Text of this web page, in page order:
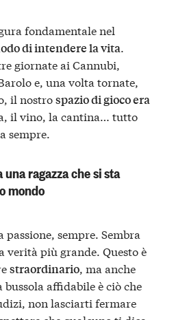
fondamentale nel
di intendere la vita.
giornate ai Cannubi,
e, una volta tornate,
il nostrospazio di gioco era
il vino, la cantina… tutto
sempre.
ragazza che si sta
mondo
sempre. Sembra
verità più grande. Questo è
straordinario, ma anche
bussola affidabile è ciò che
non lasciarti fermare